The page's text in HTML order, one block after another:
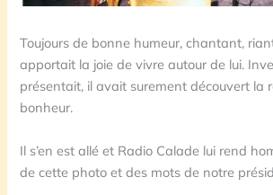
Toujours de bonne humeur, chantant,
apportait la joie de vivre autour de lui.
présentait, il avait surement découvert la
bonheur.
Il s’en est allé et Radio Calade lui rend
de cette photo et des mots de notre